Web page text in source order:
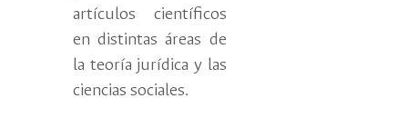
artículos científicos
en distintas áreas de
la teoría jurídica y las
ciencias sociales.